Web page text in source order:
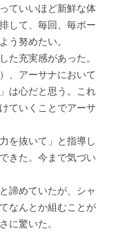
ていいほど新鮮な体
して、毎回、毎ポー
う努めたい。
た充実感があった。
、アーサナにおいて
は心だと思う。これ
ていくことでアーサ
を抜いて」と指導し
きた。今まで気づい
諦めていたが、シャ
なんとか組むことが
に驚いた。